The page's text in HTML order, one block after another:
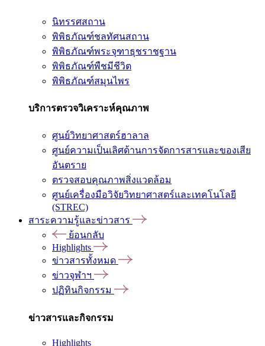
นิทรรศสถาน
พิพิธภัณฑ์ชลทัศนสถาน
พิพิธภัณฑ์พระจุฑาธุชราชฐาน
พิพิธภัณฑ์พืชมีชีวิต
พิพิธภัณฑ์สมุนไพร
บริการตรวจวิเคราะห์คุณภาพ
ศูนย์วิทยาศาสตร์ฮาลาล
ศูนย์ความเป็นเลิศด้านการจัดการสารและของเสีย
อันตราย
ตรวจสอบคุณภาพสิ่งแวดล้อม
ศูนย์เครื่องมือวิจัยวิทยาศาสตร์และเทคโนโลยี
(STREC)
สาระความรู้และข่าวสาร
ย้อนกลับ
Highlights
ข่าวสารทั้งหมด
ข่าวจุฬาฯ
ปฏิทินกิจกรรม
ข่าวสารและกิจกรรม
Highlights